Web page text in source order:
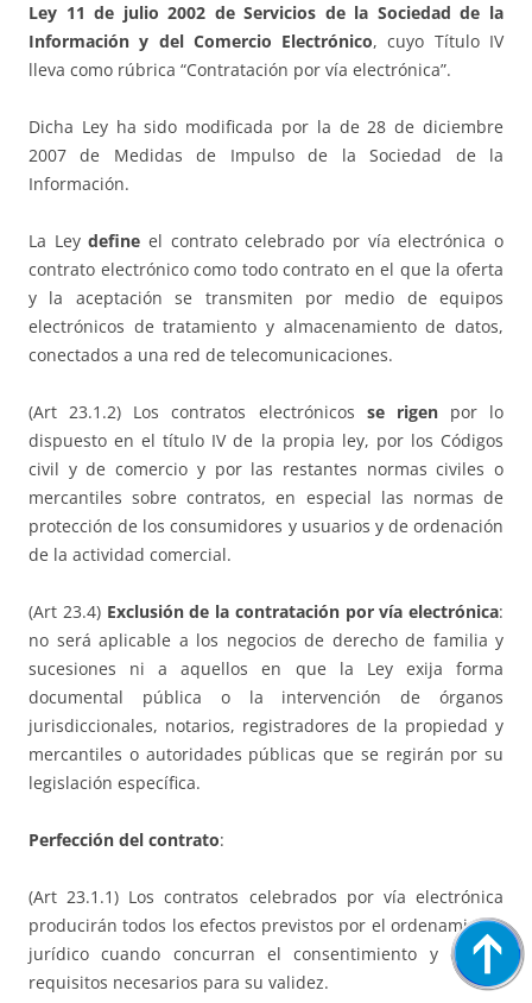
Ley 11 de julio 2002 de Servicios de la Sociedad de la
Información y del Comercio Electrónico, cuyo Título IV
lleva como rúbrica “Contratación por vía electrónica”.
Dicha Ley ha sido modificada por la de 28 de diciembre
2007 de Medidas de Impulso de la Sociedad de la
Información.
La Leydefine el contrato celebrado por vía electrónica o
contrato electrónico como todo contrato en el que la oferta
y la aceptación se transmiten por medio de equipos
electrónicos de tratamiento y almacenamiento de datos,
conectados a una red de telecomunicaciones.
(Art 23.1.2) Los contratos electrónicos se rigenpor lo
dispuesto en el título IV de la propia ley, por los Códigos
civil y de comercio y por las restantes normas civiles o
mercantiles sobre contratos, en especial las normas de
protección de los consumidores y usuarios y de ordenación
de la actividad comercial.
(Art 23.4) Exclusión de la contratación por vía electrónica:
no será aplicable a los negocios de derecho de familia y
sucesiones ni a aquellos en que la Ley exija forma
documental pública o la intervención de órganos
jurisdiccionales, notarios, registradores de la propiedad y
mercantiles o autoridades públicas que se regirán por su
legislación específica.
Perfección del contrato:
(Art 23.1.1) Los contratos celebrados por vía electrónica
producirán todos los efectos previstos por el ordenamiento
jurídico cuando concurran el consentimiento y demás
requisitos necesarios para su validez.